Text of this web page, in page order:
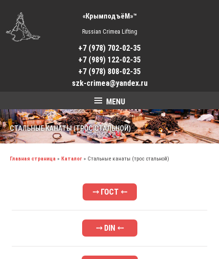
«КрымподъёМ»™
Russian Crimea Lifting
+7 (978) 702-02-35
+7 (989) 122-02-35
+7 (978) 808-02-35
szk-crimea@yandex.ru
MENU
СТАЛЬНЫЕ КАНАТЫ (ТРОС СТАЛЬНОЙ)
Главная страница » Каталог » Стальные канаты (трос стальной)
⤍ ГОСТ ⤌
⤍ DIN ⤌